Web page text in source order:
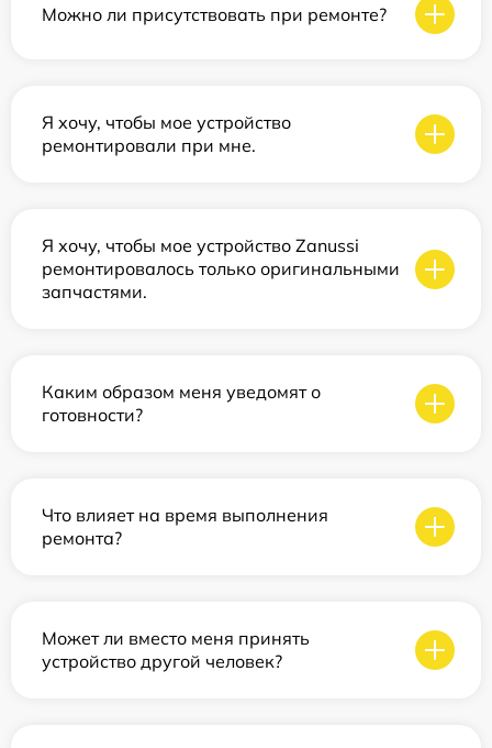
Можно ли присутствовать при ремонте?
Я хочу, чтобы мое устройство
ремонтировали при мне.
Я хочу, чтобы мое устройство Zanussi
ремонтировалось только оригинальными
запчастями.
Каким образом меня уведомят о
готовности?
Что влияет на время выполнения
ремонта?
Может ли вместо меня принять
устройство другой человек?